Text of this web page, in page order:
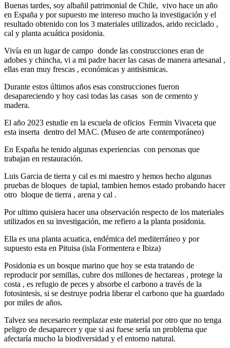
Buenas tardes, soy albañil patrimonial de Chile, vivo hace un año
en España y por supuesto me intereso mucho la investigación y el
resultado obtenido con los 3 materiales utilizados, arido reciclado ,
cal y planta acuática posidonia.
Vivía en un lugar de campo donde las construcciones eran de
adobes y chincha, vi a mi padre hacer las casas de manera artesanal ,
ellas eran muy frescas , económicas y antisismicas.
Durante estos últimos años esas construcciones fueron
desapareciendo y hoy casi todas las casas son de cemento y
madera.
El año 2023 estudie en la escuela de oficios Fermin Vivaceta que
esta inserta dentro del MAC. (Museo de arte contemporáneo)
En España he tenido algunas experiencias con personas que
trabajan en restauración.
Luis Garcia de tierra y cal es mi maestro y hemos hecho algunas
pruebas de bloques de tapial, tambien hemos estado probando hacer
otro bloque de tierra , arena y cal .
Por ultimo quisiera hacer una observación respecto de los materiales
utilizados en su investigación, me refiero a la planta posidonia.
Ella es una planta acuatica, endémica del mediterráneo y por
supuesto esta en Pituisa (isla Formentera e Ibiza)
Posidonia es un bosque marino que hoy se esta tratando de
reproducir por semillas, cubre dos millones de hectareas , protege la
costa , es refugio de peces y absorbe el carbono a través de la
fotosintesis, si se destruye podria liberar el carbono que ha guardado
por miles de años.
Talvez sea necesario reemplazar este material por otro que no tenga
peligro de desaparecer y que si asi fuese sería un problema que
afectaría mucho la biodiversidad y el entorno natural.